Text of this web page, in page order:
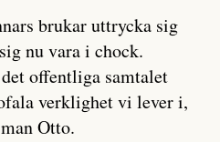
brukar uttrycka sig
nu vara i chock.
offentliga samtalet
verklighet vi lever i,
Otto.